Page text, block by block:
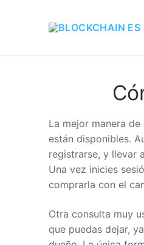
La mejor manera de
están disponibles.
registrarse, y llevar
Una vez inicies
comprarla con el
Otra consulta muy
que puedas dejar,